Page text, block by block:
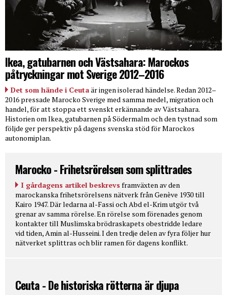
Ikea, gatubarnen och Västsahara: Marockos
påtryckningar mot Sverige 2012–2016
Det som hände i Ceutaär ingen isolerad händelse. Redan 2012–
2016 pressade Marocko Sverige med samma medel, migration och
handel, för att stoppa ett svenskt erkännande av Västsahara.
Historien om Ikea, gatubarnen på Södermalm och den tystnad som
följde ger perspektiv på dagens svenska stöd för Marockos
autonomiplan.
Marocko - Frihetsrörelsen som splittrades
I gårdagens artikel beskrevs framväxten av den
marockanska frihetsrörelsens nätverk från Genève 1930 till
Kairo 1947. Där ledarna al-Fassi och Abd el-Krim utgör två
grenar av samma rörelse. En rörelse som förenades genom
kontakter till Muslimska brödraskapets obestridde ledare
vid tiden, Amin al-Husseini. I den tredje delen av fyra följer hur
nätverket splittras och blir ramen för dagens konflikt.
Ceuta - De historiska rötterna är djupa